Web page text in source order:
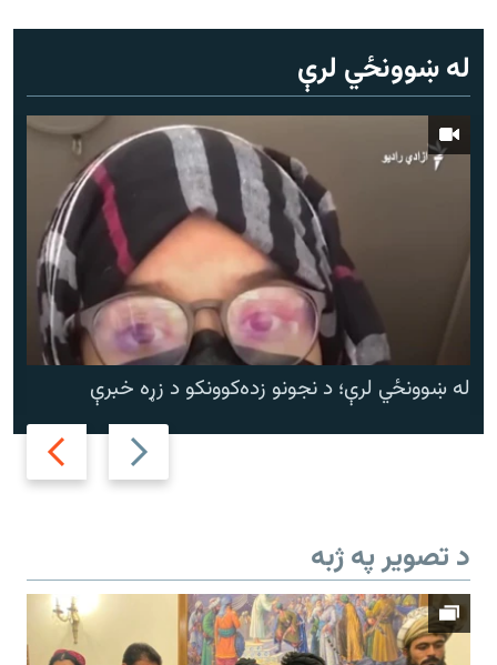
له ښوونځي لرې
Previous
slide
Next
slide
له ښوونځي لرې؛ د نجونو زده‌کوونکو د زړه خبرې
د تصویر په ژبه